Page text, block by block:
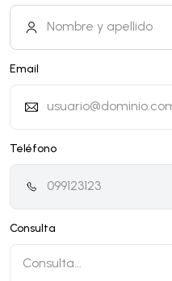
Email
Teléfono
Consulta